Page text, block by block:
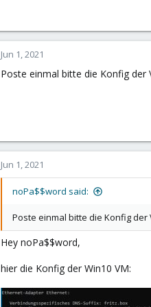
Jun 1, 2021
Poste einmal bitte die Konfig der
Jun 1, 2021
noPa$$word said:
Poste einmal bitte die Konfig der
Hey noPa$$word,
hier die Konfig der Win10 VM: